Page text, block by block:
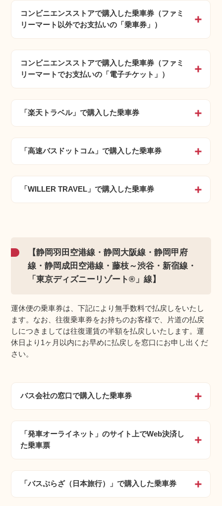
コンビニエンスストアで購入した乗車券（ファミ
リーマート以外でお支払いの「乗車券」）
コンビニエンスストアで購入した乗車券（ファミ
リーマートでお支払いの「電子チケット」）
「楽天トラベル」で購入した乗車券
「高速バスドットコム」で購入した乗車券
「WILLER TRAVEL」で購入した乗車券
【静岡羽田空港線・静岡大阪線・静岡甲府
線・静岡成田空港線・藤枝～渋谷・新宿線・
「東京ディズニーリゾート®」線】
運休便の乗車券は、下記により無手数料で払戻しをいたし
ます。なお、往復乗車券をお持ちのお客様で、片道の払戻
しにつきましては往復運賃の半額を払戻しいたします。運
休日より1ヶ月以内にお早めに払戻しを窓口にお申し出くだ
さい。
バス会社の窓口で購入した乗車券
「発車オーライネット」のサイト上でWeb決済し
た乗車票
「バスぷらざ（日本旅行）」で購入した乗車券